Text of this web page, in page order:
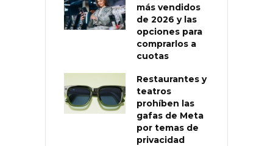
más vendidos
de 2026 y las
opciones para
comprarlos a
cuotas
Restaurantes y
teatros
prohíben las
gafas de Meta
por temas de
privacidad